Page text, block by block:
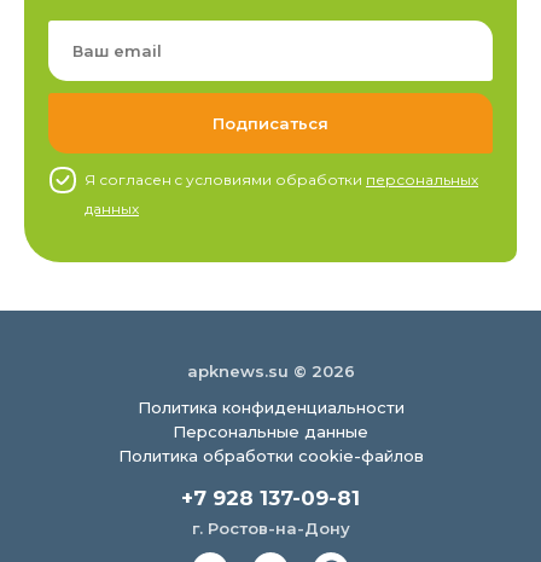
Я согласен c условиями обработки персональных
данных
apknews.su © 2026
Политика конфиденциальности
Персональные данные
Политика обработки cookie-файлов
+7 928 137-09-81
г. Ростов-на-Дону